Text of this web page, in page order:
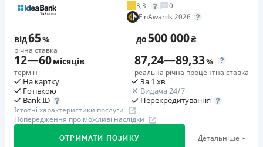
Додаткова комісія за дострокове погашення
у будь-який момент можна повністю погасити позику без
додаткових плат
Страховка
відсутня
Штрафи
Неустойка за невиконання та/або неналежне виконання
споживачем грошових зобов’язань: штраф у розмірі 75%
від суми невиконаного та/або неналежного виконання
зобов’язання на 2-й день кожного факту такого
3,3
0
FinAwards 2026
від65%
річна ставка
до500 000₴
12—60місяців
термін
87,24—89,33%
реальна річна процентна ставка
На картку
Готівкою
Bank ID
За 1 хв
Видача 24/7
Перекредитування
Істотні характеристики послуги
Попередження про можливі наслідки
ОТРИМАТИ ПОЗИКУ Детальніше